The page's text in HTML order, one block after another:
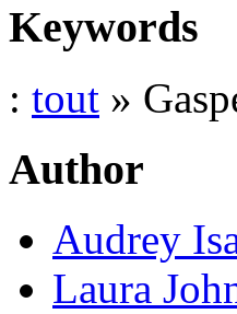
Keywords
: tout »
Author
Audrey
Laura